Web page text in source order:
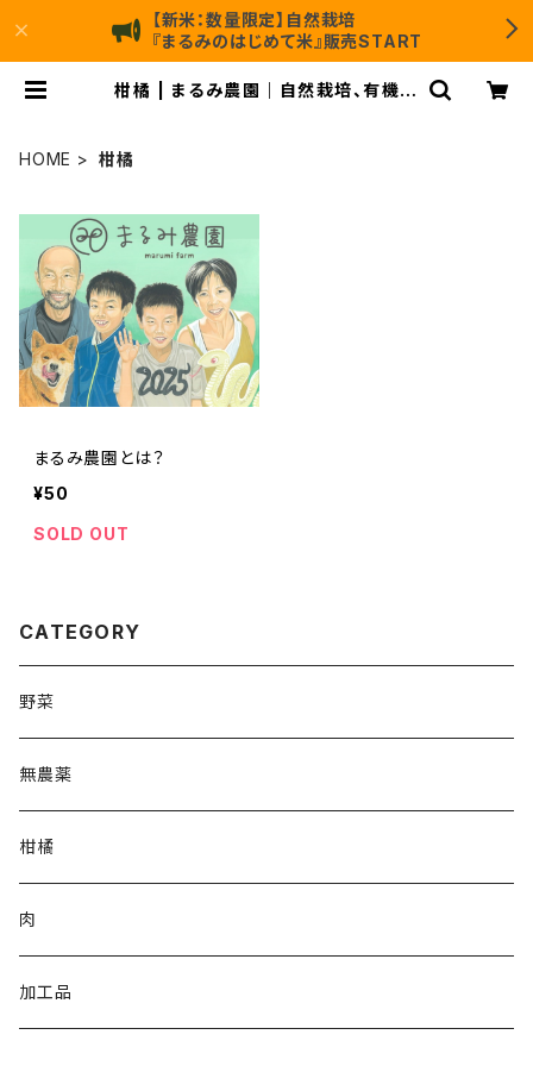
【新米：数量限定】自然栽培
『まるみのはじめて米』販売START
柑橘 | まるみ農園｜自然栽培、有機無
HOME 柑橘
まるみ農園とは？
¥50
SOLD OUT
CATEGORY
野菜
無農薬
柑橘
肉
加工品